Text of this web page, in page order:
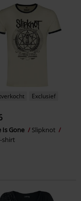
Exclusief
Is Gone
Slipknot
shirt